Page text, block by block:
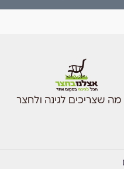
שצריכים לגינה ולחצר